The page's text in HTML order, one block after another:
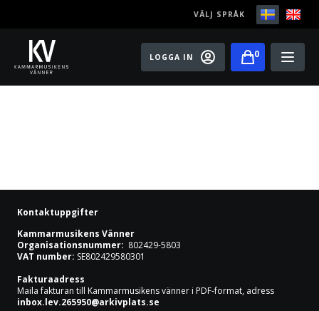
VÄLJ SPRÅK
Play
Konserter
Master classes
Rising Stars
Artister
LOGGA IN 0
Kontaktuppgifter
Kammarmusikens Vänner
Organisationsnummer: 802429-5803
VAT number: SE802429580301
Fakturaadress
Maila fakturan till Kammarmusikens vänner i PDF-format, adress
inbox.lev.265950@arkivplats.se